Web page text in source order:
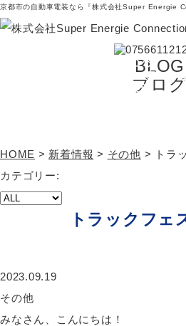
京都市の自動車電装なら『株式会社Super Energie
レンタ
カー事
業部
BLOG
ブログ
HOME > 新着情報 > その他 >
トラ
カテゴリー:
トラックフェ
2023.09.19
その他
みなさん、こんにちは！